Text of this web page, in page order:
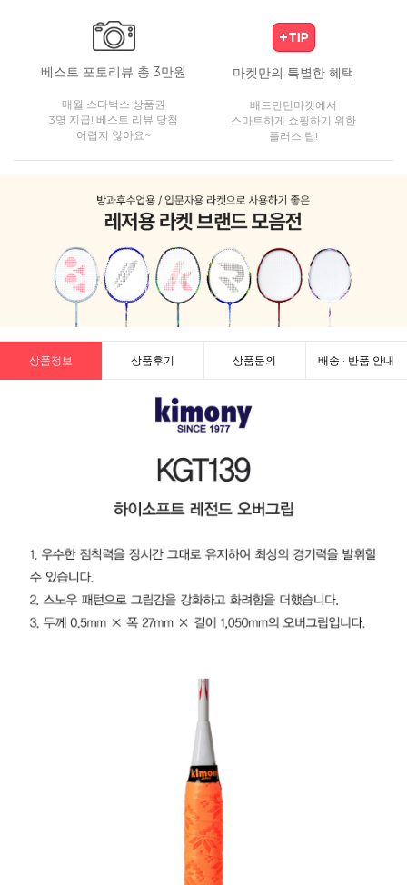
베스트 포토리뷰 총 3만원
매월 스타벅스 상품권
3명 지급! 베스트 리뷰 당첨
어렵지 않아요~
마켓만의 특별한 혜택
배드민턴마켓에서
스마트하게 쇼핑하기 위한
플러스 팁!
상품정보 상품후기 상품문의 배송 · 반품 안내